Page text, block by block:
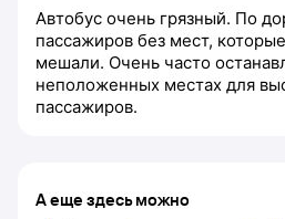
Автобус очень грязный. По
пассажиров без мест,
мешали. Очень часто
неположенных местах для
пассажиров.
А еще здесь можно